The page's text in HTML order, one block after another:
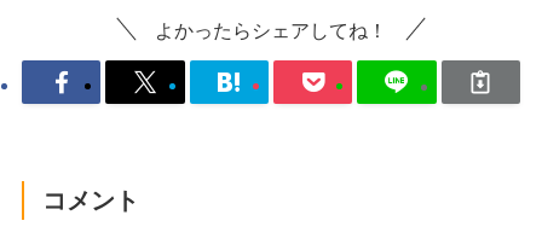
よかったらシェアしてね！
コメント